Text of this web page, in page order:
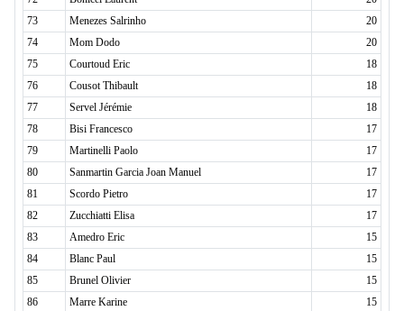
73
Menezes Salrinho
20
74
Mom Dodo
20
75
Courtoud Eric
18
76
Cousot Thibault
18
77
Servel Jérémie
18
78
Bisi Francesco
17
79
Martinelli Paolo
17
80
Sanmartin Garcia Joan Manuel
17
81
Scordo Pietro
17
82
Zucchiatti Elisa
17
83
Amedro Eric
15
84
Blanc Paul
15
85
Brunel Olivier
15
86
Marre Karine 15